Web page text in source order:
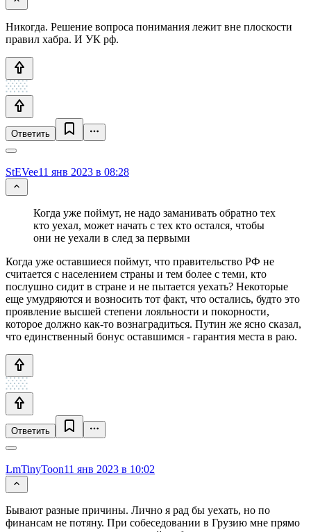
Никогда. Решение вопроса понимания лежит вне плоскости
правил хабра. И УК рф.
Ответить
StEVee11 янв 2023 в 08:28
Когда уже поймут, не надо заманивать обратно тех
кто уехал, может начать с тех кто остался, чтобы
они не уехали в след за первыми
Когда уже оставшиеся поймут, что правительство РФ не
считается с населением страны и тем более с теми, кто
послушно сидит в стране и не пытается уехать? Некоторые
еще умудряются и возносить тот факт, что остались, будто это
проявление высшей степени лояльности и покорности,
которое должно как-то вознаградиться. Путин же ясно сказал,
что единственный бонус оставшимся - гарантия места в раю.
Ответить
LmTinyToon11 янв 2023 в 10:02
Бывают разные причины. Лично я рад бы уехать, но по
финансам не потяну. При собеседовании в Грузию мне прямо